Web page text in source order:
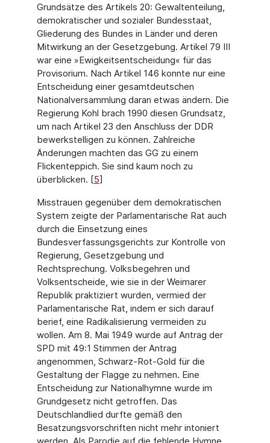
Grundsätze des Artikels 20: Gewaltentei­lung,
demokratischer und sozialer Bundesstaat,
Gliederung des Bundes in Länder und deren
Mitwirkung an der Gesetzgebung. Artikel 79 III
war eine »Ewigkeitsentscheidung« für das
Provisorium. Nach Artikel 146 konnte nur eine
Entscheidung einer gesamtdeut­schen
Nationalversammlung daran etwas ändern. Die
Regierung Kohl brach 1990 die­sen Grundsatz,
um nach Artikel 23 den Anschluss der DDR
bewerkstelligen zu können. Zahlreiche
Änderungen machten das GG zu einem
Flickenteppich. Sie sind kaum noch zu
überblicken. [5]
Misstrauen gegenüber dem demokratischen
System zeigte der Parlamentarische Rat auch
durch die Einsetzung eines
Bundesverfassungsgerichts zur Kontrolle von
Regie­rung, Gesetzgebung und
Rechtsprechung. Volksbegehren und
Volksentscheide, wie sie in der Weimarer
Republik praktiziert wurden, vermied der
Parlamentarische Rat, indem er sich darauf
berief, eine Radikalisierung vermeiden zu
wollen. Am 8. Mai 1949 wurde auf Antrag der
SPD mit 49:1 Stimmen der Antrag
angenommen, Schwarz-Rot-Gold für die
Gestaltung der Flagge zu nehmen. Eine
Entscheidung zur Nationalhymne wurde im
Grundgesetz nicht getroffen. Das
Deutschlandlied durfte gemäß den
Besatzungsvor­schriften nicht mehr intoniert